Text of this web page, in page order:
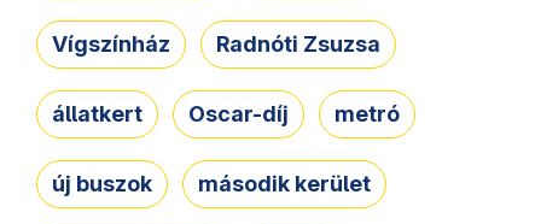
Vígszínház Radnóti Zsuzsa
állatkert Oscar-díj metró
új buszok második kerület